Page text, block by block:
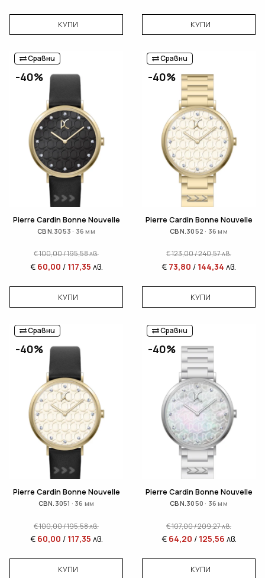
КУПИ КУПИ
Сравни
-40%
Pierre Cardin Bonne Nouvelle
CBN.3053 · 36 мм
€100,00/195,58лв.
€ 60,00 / 117,35 лв.
КУПИ
Сравни
-40%
Pierre Cardin Bonne Nouvelle
CBN.3052 · 36 мм
€123,00/240,57лв.
€ 73,80 / 144,34 лв.
КУПИ
Сравни
-40%
Pierre Cardin Bonne Nouvelle
CBN.3051 · 36 мм
€100,00/195,58лв.
€ 60,00 / 117,35 лв.
КУПИ
Сравни
-40%
Pierre Cardin Bonne Nouvelle
CBN.3050 · 36 мм
€107,00/209,27лв.
€ 64,20 / 125,56 лв.
КУПИ